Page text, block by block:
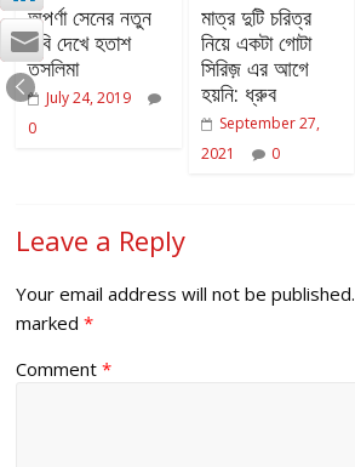
অপর্ণা সেনের নতুন
ছবি দেখে হতাশ
তসলিমা
July 24, 2019
0
মাত্র দুটি চরিত্র
নিয়ে একটা গোটা
সিরিজ় এর আগে
হয়নি: ধ্রুব
September 27,
2021
0
Leave a Reply
Your email address will not be published.
marked*
Comment*